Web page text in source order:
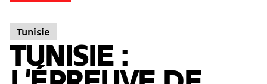
Tunisie
TUNISIE :